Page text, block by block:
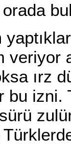
veriyor
ırz
bu izni.